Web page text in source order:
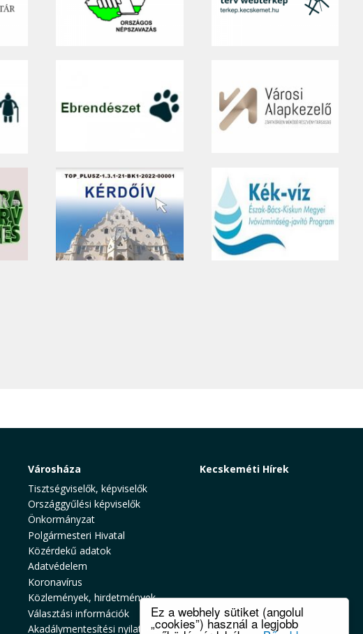
Ez a webhely sütiket (angolul
„cookies”) használ a legjobb
Városháza
Tisztségviselők, képviselők
Országgyűlési képviselők
Önkormányzat
Polgármesteri Hivatal
Közérdekű adatok
Adatvédelem
Koronavírus
Közlemények, hirdetmények
Választási információk
Akadálymentesítési nyilatkozat
Kecskeméti Hírek